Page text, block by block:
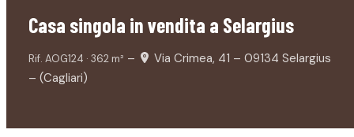
Casa singola in vendita a Selargius
Rif. AOG124 · 362m² –
Via Crimea, 41 – 09134 Selargius
– (Cagliari)